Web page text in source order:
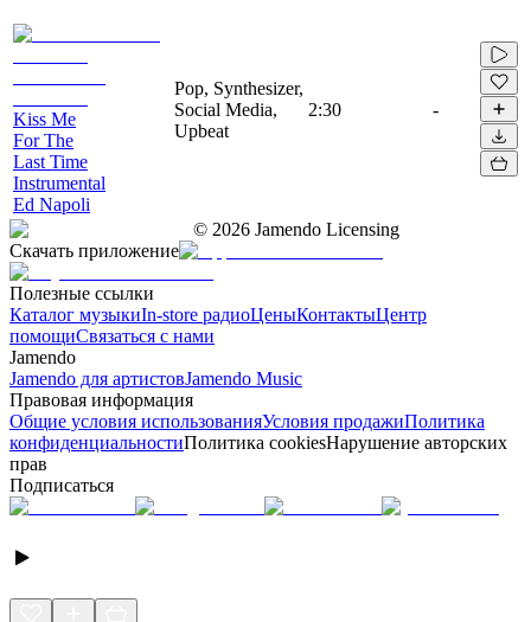
Kiss Me
For The
Last Time
Instrumental
Ed Napoli
Pop, Synthesizer,
Social Media,
Upbeat
2:30 -
© 2026 Jamendo Licensing
Скачать приложение
Полезные ссылки
Каталог музыкиIn-store радиоЦеныКонтактыЦентр
помощиСвязаться с нами
Jamendo
Jamendo для артистовJamendo Music
Правовая информация
Общие условия использованияУсловия продажиПолитика
конфиденциальностиПолитика cookiesНарушение авторских
прав
Подписаться